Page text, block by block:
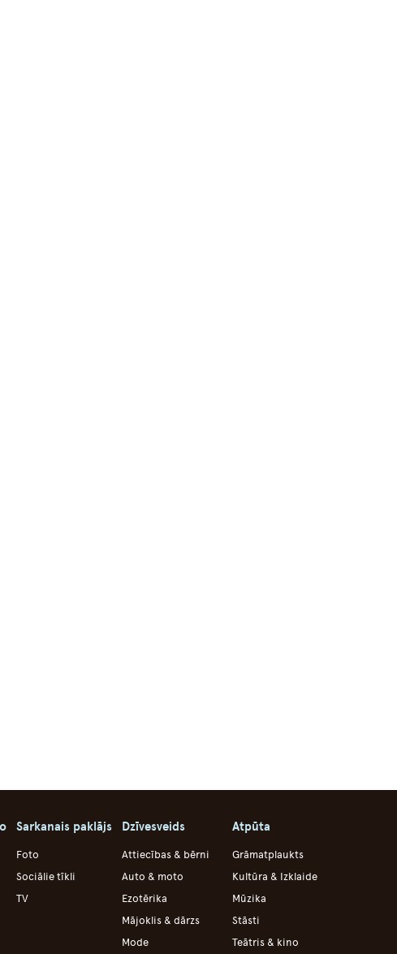
Sarkanais paklājs
Foto
Sociālie tīkli
TV
Dzīvesveids
Attiecības & bērni
Auto & moto
Ezotērika
Mājoklis & dārzs
Mode
Atpūta
Grāmatplaukts
Kultūra & Izklaide
Mūzika
Stāsti
Teātris & kino